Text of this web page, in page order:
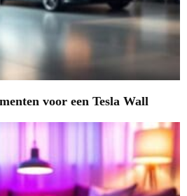
voor een Tesla Wall